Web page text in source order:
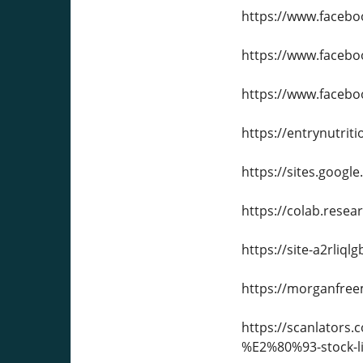
https://
https://
https://
https://
https://
https://
https://site-
https://
https://
%E2%80%93-